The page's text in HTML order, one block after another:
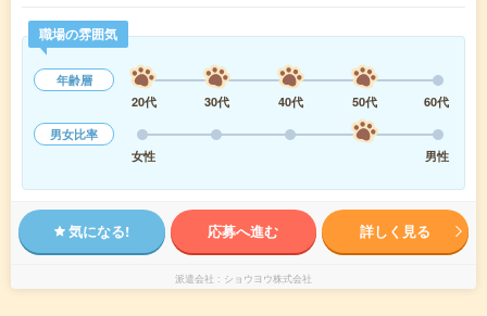
職場の雰囲気
年齢層
20代
30代 40代 50代
60代
男女比率
女性
男性
気になる! 応募へ進む 詳しく見る
派遣会社 ショウヨウ株式会社